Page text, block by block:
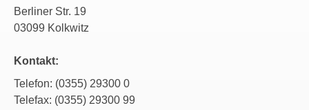
Berliner Str. 19
03099 Kolkwitz
Kontakt:
Telefon: (0355) 29300 0
Telefax: (0355) 29300 99